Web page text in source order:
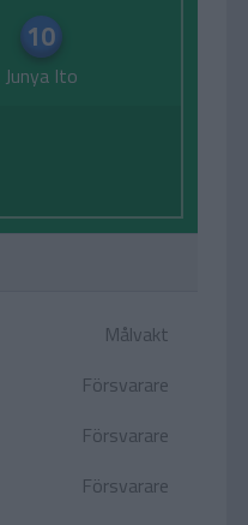
10
Junya Ito
Målvakt
Försvarare
Försvarare
Försvarare